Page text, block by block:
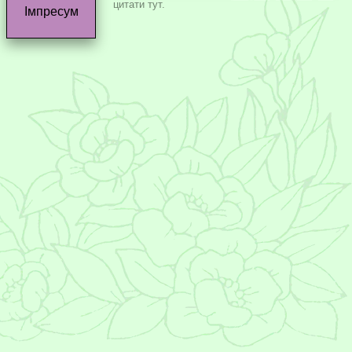
Імпресум
цитати тут.